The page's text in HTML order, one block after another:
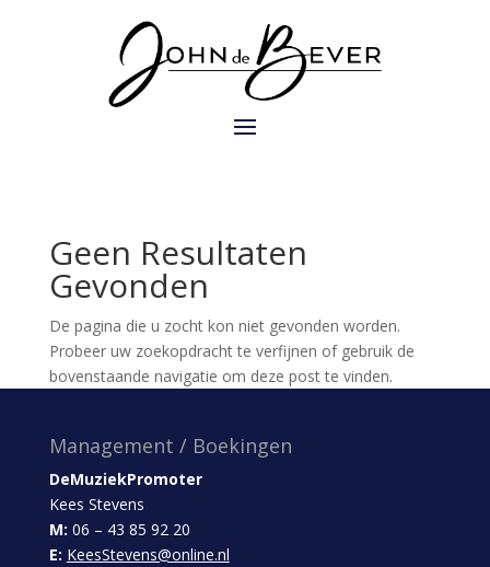
Geen Resultaten
Gevonden
De pagina die u zocht kon niet gevonden worden.
Probeer uw zoekopdracht te verfijnen of gebruik de
bovenstaande navigatie om deze post te vinden.
Management / Boekingen
DeMuziekPromoter
Kees Stevens
M: 06 – 43 85 92 20
E: KeesStevens@online.nl